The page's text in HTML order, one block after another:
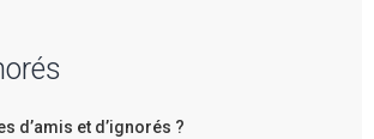
d’amis et d’ignorés ?